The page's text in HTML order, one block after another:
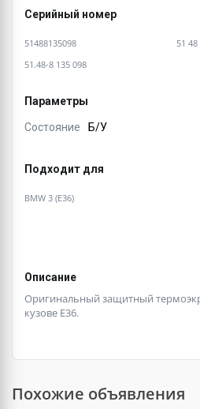
Серийный номер
51488135098
51
51.48-8 135 098
Параметры
Состояние Б/У
Подходит для
BMW 3 (E36)
Описание
Оригинальный защитный
кузове Е36.
Похожие объявления